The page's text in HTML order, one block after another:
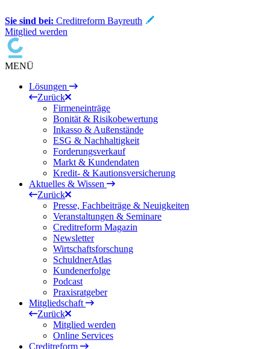
Sie sind bei: Creditreform Bayreuth
Mitglied werden
MENÜ
Lösungen
Zurück
Firmeneinträge
Bonität & Risikobewertung
Inkasso & Außenstände
ESG & Nachhaltigkeit
Forderungsverkauf
Markt & Kundendaten
Kredit- & Kautionsversicherung
Aktuelles & Wissen
Zurück
Presse, Fachbeiträge & Neuigkeiten
Veranstaltungen & Seminare
Creditreform Magazin
Newsletter
Wirtschaftsforschung
SchuldnerAtlas
Kundenerfolge
Podcast
Praxisratgeber
Mitgliedschaft
Zurück
Mitglied werden
Online Services
Creditreform